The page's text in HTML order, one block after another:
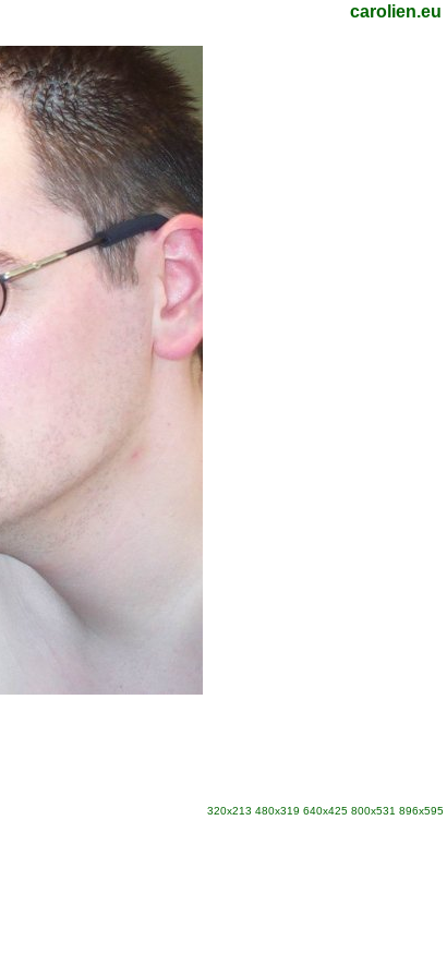
carolien.eu
320x213 480x319 640x425 800x531 896x595